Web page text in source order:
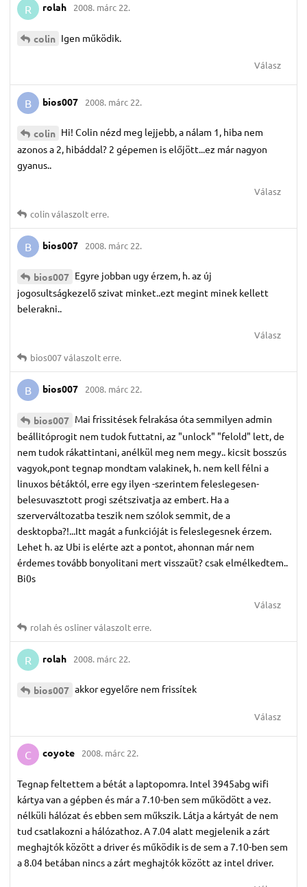
R rolah 2008. márc 22.
colin Igen működik.
Válasz
B bios007 2008. márc 22.
colin Hi! Colin nézd meg lejjebb, a nálam 1, hiba nem
azonos a 2, hibáddal? 2 gépemen is előjött...ez már nagyon
gyanus..
Válasz
colinválaszolt erre.
B bios007 2008. márc 22.
bios007 Egyre jobban ugy érzem, h. az új
jogosultságkezelő szivat minket..ezt megint minek kellett
belerakni..
Válasz
bios007válaszolt erre.
B bios007 2008. márc 22.
bios007 Mai frissitések felrakása óta semmilyen admin
beállitóprogit nem tudok futtatni, az "unlock" "felold" lett, de
nem tudok rákattintani, anélkül meg nem megy.. kicsit bosszús
vagyok,pont tegnap mondtam valakinek, h. nem kell félni a
linuxos bétáktól, erre egy ilyen -szerintem feleslegesen-
belesuvasztott progi szétszivatja az embert. Ha a
szerverváltozatba teszik nem szólok semmit, de a
desktopba?!...Itt magát a funkcióját is feleslegesnek érzem.
Lehet h. az Ubi is elérte azt a pontot, ahonnan már nem
érdemes tovább bonyolitani mert visszaüt? csak elmélkedtem..
Bi0s
Válasz
rolahésoslinerválaszolt erre.
R rolah 2008. márc 22.
bios007 akkor egyelőre nem frissítek
Válasz
C coyote 2008. márc 22.
Tegnap feltettem a bétát a laptopomra. Intel 3945abg wifi
kártya van a gépben és már a 7.10-ben sem működött a vez.
nélküli hálózat és ebben sem műkszik. Látja a kártyát de nem
tud csatlakozni a hálózathoz. A 7.04 alatt megjelenik a zárt
meghajtók között a driver és működik is de sem a 7.10-ben sem
a 8.04 betában nincs a zárt meghajtók között az intel driver.